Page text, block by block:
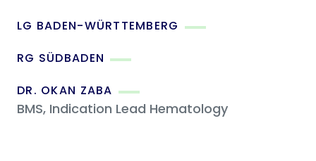
LG BADEN-WÜRTTEMBERG
RG SÜDBADEN
DR. OKAN ZABA
BMS, Indication Lead Hematology